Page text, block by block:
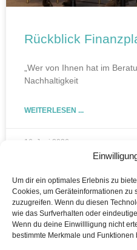
Um dir ein optimales Erlebnis zu
Cookies, um Geräteinformationen zu
zuzugreifen. Wenn du diesen
wie das Surfverhalten oder
Wenn du deine Einwillligung nicht
bestimmte Merkmale und
Rückblick
„Wer von Ihnen hat im
Nachhaltigkeit
WEITERLESEN ...
16. Juni 2026